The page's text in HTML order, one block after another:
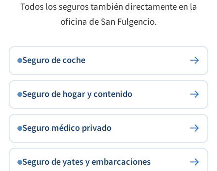
Todos los seguros también directamente en la
oficina de San Fulgencio.
Seguro de coche →
Seguro de hogar y contenido →
Seguro médico privado →
Seguro de yates y embarcaciones →